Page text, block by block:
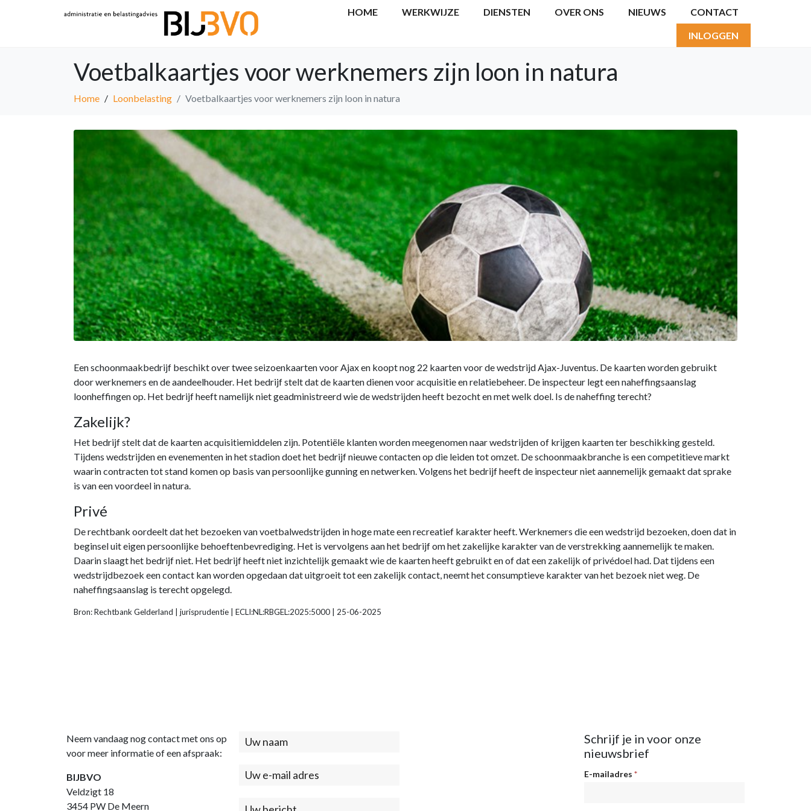
HOME WERKWIJZE DIENSTEN OVER ONS NIEUWS CONTACT
INLOGGEN
Voetbalkaartjes voor werknemers zijn loon in natura
Home Loonbelasting Voetbalkaartjes voor werknemers zijn loon in natura
Een schoonmaakbedrijf beschikt over twee seizoenkaarten voor Ajax en koopt nog 22 kaarten voor de wedstrijd Ajax-Juventus. De kaarten worden gebruikt
door werknemers en de aandeelhouder. Het bedrijf stelt dat de kaarten dienen voor acquisitie en relatiebeheer. De inspecteur legt een naheffingsaanslag
loonheffingen op. Het bedrijf heeft namelijk niet geadministreerd wie de wedstrijden heeft bezocht en met welk doel. Is de naheffing terecht?
Zakelijk?
Het bedrijf stelt dat de kaarten acquisitiemiddelen zijn. Potentiële klanten worden meegenomen naar wedstrijden of krijgen kaarten ter beschikking gesteld.
Tijdens wedstrijden en evenementen in het stadion doet het bedrijf nieuwe contacten op die leiden tot omzet. De schoonmaakbranche is een competitieve markt
waarin contracten tot stand komen op basis van persoonlijke gunning en netwerken. Volgens het bedrijf heeft de inspecteur niet aannemelijk gemaakt dat sprake
is van een voordeel in natura.
Privé
De rechtbank oordeelt dat het bezoeken van voetbalwedstrijden in hoge mate een recreatief karakter heeft. Werknemers die een wedstrijd bezoeken, doen dat in
beginsel uit eigen persoonlijke behoeftenbevrediging. Het is vervolgens aan het bedrijf om het zakelijke karakter van de verstrekking aannemelijk te maken.
Daarin slaagt het bedrijf niet. Het bedrijf heeft niet inzichtelijk gemaakt wie de kaarten heeft gebruikt en of dat een zakelijk of privédoel had. Dat tijdens een
wedstrijdbezoek een contact kan worden opgedaan dat uitgroeit tot een zakelijk contact, neemt het consumptieve karakter van het bezoek niet weg. De
naheffingsaanslag is terecht opgelegd.
Bron: Rechtbank Gelderland | jurisprudentie | ECLI:NL:RBGEL:2025:5000 | 25-06-2025
Neem vandaag nog contact met ons op
voor meer informatie of een afspraak:
BIJBVO
Veldzigt 18
3454 PW De Meern
Contact
Schrijf je in voor onze
nieuwsbrief
Nieuwsbrief
E-mailadres *